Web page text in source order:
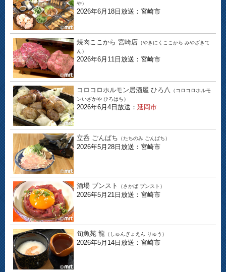
や）
2026年6月18日放送：宮崎市
焼肉ここから 宮崎店 （やきにくここから みやざきて
ん）
2026年6月11日放送：宮崎市
コロコロホルモン居酒屋 ひろ八 （コロコロホルモ
ンいざかや ひろはち）
2026年6月4日放送： 延岡市
立呑 ごんぱち （たちのみ ごんぱち）
2026年5月28日放送：宮崎市
酒場 ブンスト （さかば ブンスト）
2026年5月21日放送：宮崎市
旬魚苑 龍 （しゅんぎょえん りゅう）
2026年5月14日放送：宮崎市